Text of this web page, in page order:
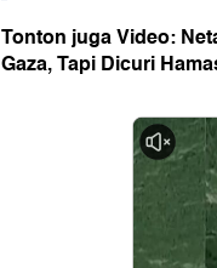
Tonton juga Video:
Gaza, Tapi Dicuri